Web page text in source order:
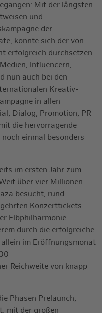
Mit der längsten
und
der
konnte sich der von
erfolgreich durchsetzen.
Influencern,
nun auch bei den
Kreativ-
in allen
Dialog, Promotion, PR
die hervorragende
einmal besonders
im ersten Jahr zum
über vier Millionen
besucht, rund
Konzerttickets
Elbphilharmonie-
durch die erfolgreiche
im Eröffnungsmonat
Reichweite von knapp
Phasen Prelaunch,
mit der großen